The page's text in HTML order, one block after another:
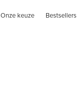
Onze keuze Bestsellers